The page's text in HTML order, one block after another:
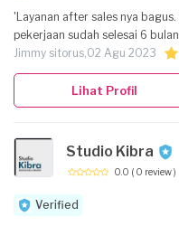
'Layanan after sales nya
pekerjaan sudah selesai 6
Jimmy sitorus,02 Agu 2023
Lihat Profil
Studio Kibra
0.0 ( 0 review )
Verified